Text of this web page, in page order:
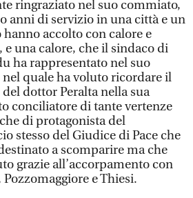
ringraziato nel suo commiato,
anni di servizio in una città e un
accolto con calore e
una calore, che il sindaco di
ha rappresentato nel suo
quale ha voluto ricordare il
dottor Peralta nella sua
conciliatore di tante vertenze
di protagonista del
stesso del Giudice di Pace che
a scomparire ma che
grazie all’accorpamento con
e Thiesi.